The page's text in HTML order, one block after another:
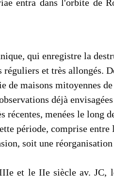
entra dans l'orbite de
qui enregistre la
et très allongés.
de maisons mitoyennes
déjà
menées le long
période, comprise
soit une
et le IIe siècle av. JC,